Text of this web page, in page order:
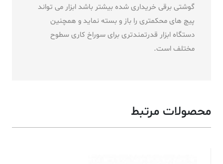
گوشتی برقی خریداری شده بیشتر باشد ابزار می تواند
پیچ های محکمتری را باز و بسته نماید و همچنین
دستگاه ابزار قدرتمندتری برای سوراخ کاری سطوح
مختلف است.
محصولات مرتبط